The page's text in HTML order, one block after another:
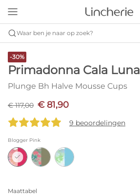
Waar ben je naar op zoek?
-30%
Primadonna Cala Luna
Plunge Bh Halve Mousse Cups
€ 117,00 € 81,90
9 beoordelingen
Blogger Pink
Maattabel